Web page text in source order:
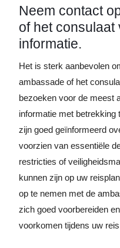
Neem contact
of het consulaat
informatie.
Het is sterk aanbevolen
ambassade of het
bezoeken voor de meest
informatie met betrekking
zijn goed geïnformeerd
voorzien van essentiële
restricties of
kunnen zijn op uw
op te nemen met de
zich goed voorbereiden
voorkomen tijdens uw